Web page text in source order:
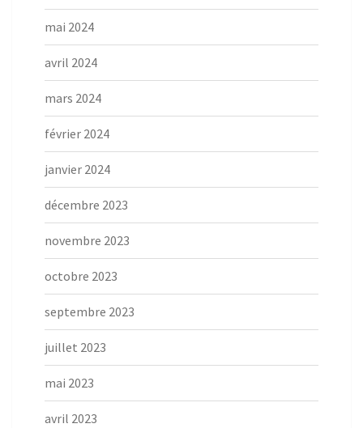
mai 2024
avril 2024
mars 2024
février 2024
janvier 2024
décembre 2023
novembre 2023
octobre 2023
septembre 2023
juillet 2023
mai 2023
avril 2023